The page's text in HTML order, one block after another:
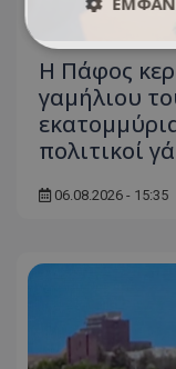
Η Πάφος
γαμήλιου
πολιτικοί
06.08.2026 - 15:35